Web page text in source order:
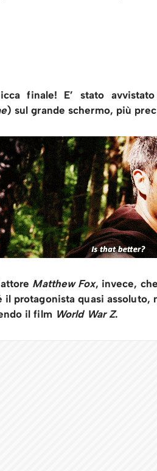
finale! E’ stato
) sul grande schermo, più
Matthew Fox, invece,
il protagonista quasi
il film World War Z.